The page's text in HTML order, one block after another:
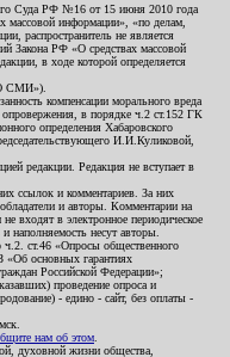
Суда РФ №16 от 15 июня 2010 года
массовой информации», «по делам,
распространитель не является
Закона РФ «О средствах массовой
в ходе которой определяется
СМИ»).
компенсации морального вреда
в порядке ч.2 ст.152 ГК
определения Хабаровского
И.И.Куликовой,
редакции. Редакция не вступает в
ссылок и комментариев. За них
и авторы. Комментарии на
входят в электронное периодическое
наполняемость несут авторы.
ч.2. ст.46 «Опросы общественного
«Об основных гарантиях
Российской Федерации»;
проведение опроса и
- едино - сайт, без оплаты -
нам об этом
духовной жизни общества,